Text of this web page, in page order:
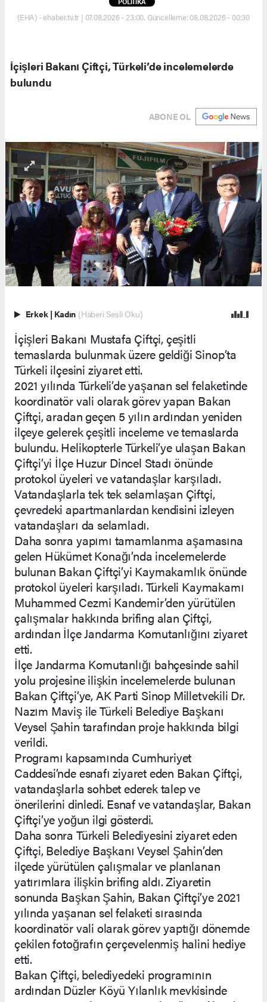
(EHA) - ehaber.tv.tr | 07.08.2026 - 23:00, Güncelleme: 08.08.2026 - 00:30
İçişleri Bakanı Çiftçi, Türkeli’de incelemelerde
bulundu
ABONE OL
Erkek | Kadın (Haberi Sesli Oku)
İçişleri Bakanı Mustafa Çiftçi, çeşitli
temaslarda bulunmak üzere geldiği Sinop’ta
Türkeli ilçesini ziyaret etti.
2021 yılında Türkeli’de yaşanan sel felaketinde
koordinatör vali olarak görev yapan Bakan
Çiftçi, aradan geçen 5 yılın ardından yeniden
ilçeye gelerek çeşitli inceleme ve temaslarda
bulundu. Helikopterle Türkeli’ye ulaşan Bakan
Çiftçi’yi İlçe Huzur Dincel Stadı önünde
protokol üyeleri ve vatandaşlar karşıladı.
Vatandaşlarla tek tek selamlaşan Çiftçi,
çevredeki apartmanlardan kendisini izleyen
vatandaşları da selamladı.
Daha sonra yapımı tamamlanma aşamasına
gelen Hükümet Konağı’nda incelemelerde
bulunan Bakan Çiftçi’yi Kaymakamlık önünde
protokol üyeleri karşıladı. Türkeli Kaymakamı
Muhammed Cezmi Kandemir’den yürütülen
çalışmalar hakkında brifing alan Çiftçi,
ardından İlçe Jandarma Komutanlığını ziyaret
etti.
İlçe Jandarma Komutanlığı bahçesinde sahil
yolu projesine ilişkin incelemelerde bulunan
Bakan Çiftçi’ye, AK Parti Sinop Milletvekili Dr.
Nazım Maviş ile Türkeli Belediye Başkanı
Veysel Şahin tarafından proje hakkında bilgi
verildi.
Programı kapsamında Cumhuriyet
Caddesi’nde esnafı ziyaret eden Bakan Çiftçi,
vatandaşlarla sohbet ederek talep ve
önerilerini dinledi. Esnaf ve vatandaşlar, Bakan
Çiftçi’ye yoğun ilgi gösterdi.
Daha sonra Türkeli Belediyesini ziyaret eden
Çiftçi, Belediye Başkanı Veysel Şahin’den
ilçede yürütülen çalışmalar ve planlanan
yatırımlara ilişkin brifing aldı. Ziyaretin
sonunda Başkan Şahin, Bakan Çiftçi’ye 2021
yılında yaşanan sel felaketi sırasında
koordinatör vali olarak görev yaptığı dönemde
çekilen fotoğrafın çerçevelenmiş halini hediye
etti.
Bakan Çiftçi, belediyedeki programının
ardından Düzler Köyü Yılanlık mevkisinde